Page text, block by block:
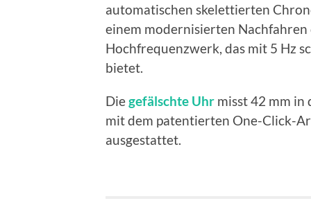
automatischen skelettierten
einem modernisierten
Hochfrequenzwerk, das mit 5 Hz
bietet.
Diegefälschte Uhr misst 42 mm in
mit dem patentierten One-Click-
ausgestattet.